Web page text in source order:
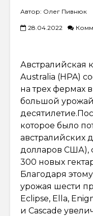
Автор: Олег Пивнюк
28.04.2022
Австралийская
Australia (HPA)
на трех фермах
большой урожай
которое было
австралийских
долларов США),
300 новых
Благодаря
урожая шести
Eclipse, Ella,
и Cascade